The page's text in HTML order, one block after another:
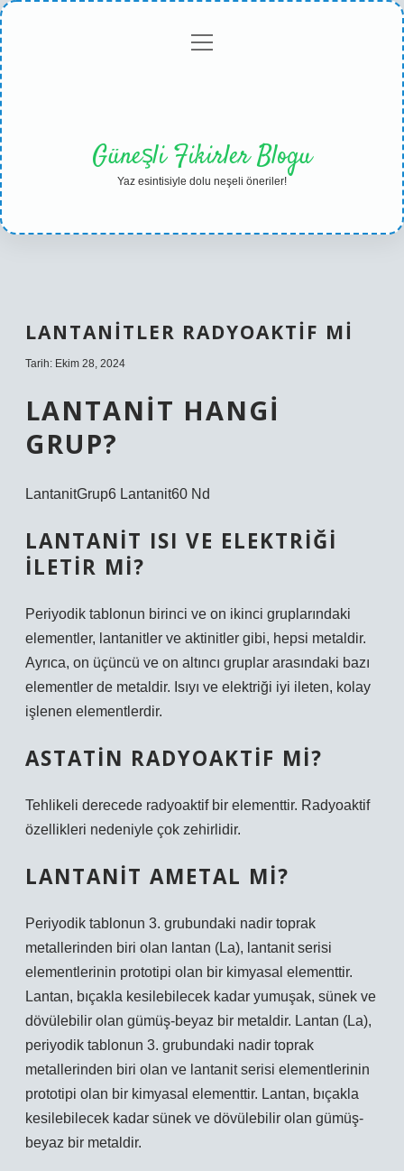
Gizlilikmenüyü
Güneşli Fikirler Blogu
Yaz esintisiyle dolu neşeli öneriler!
LANTANITLER RADYOAKTIF MI
Tarih: Ekim 28, 2024
LANTANIT HANGI
GRUP?
LantanitGrup6 Lantanit60 Nd
LANTANIT ISI VE ELEKTRIĞI
ILETIR MI?
Periyodik tablonun birinci ve on ikinci gruplarındaki
elementler, lantanitler ve aktinitler gibi, hepsi metaldir.
Ayrıca, on üçüncü ve on altıncı gruplar arasındaki bazı
elementler de metaldir. Isıyı ve elektriği iyi ileten, kolay
işlenen elementlerdir.
ASTATIN RADYOAKTIF MI?
Tehlikeli derecede radyoaktif bir elementtir. Radyoaktif
özellikleri nedeniyle çok zehirlidir.
LANTANIT AMETAL MI?
Periyodik tablonun 3. grubundaki nadir toprak
metallerinden biri olan lantan (La), lantanit serisi
elementlerinin prototipi olan bir kimyasal elementtir.
Lantan, bıçakla kesilebilecek kadar yumuşak, sünek ve
dövülebilir olan gümüş-beyaz bir metaldir. Lantan (La),
periyodik tablonun 3. grubundaki nadir toprak
metallerinden biri olan ve lantanit serisi elementlerinin
prototipi olan bir kimyasal elementtir. Lantan, bıçakla
kesilebilecek kadar sünek ve dövülebilir olan gümüş-
beyaz bir metaldir.